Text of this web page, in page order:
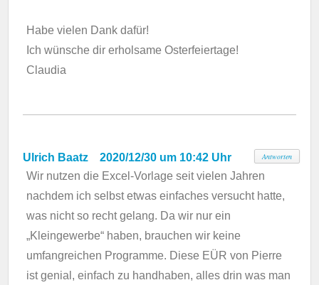
Habe vielen Dank dafür!
Ich wünsche dir erholsame Osterfeiertage!
Claudia
Ulrich Baatz
2020/12/30 um 10:42 Uhr
Wir nutzen die Excel-Vorlage seit vielen Jahren
nachdem ich selbst etwas einfaches versucht hatte,
was nicht so recht gelang. Da wir nur ein
„Kleingewerbe“ haben, brauchen wir keine
umfangreichen Programme. Diese EÜR von Pierre
ist genial, einfach zu handhaben, alles drin was man
Antworten